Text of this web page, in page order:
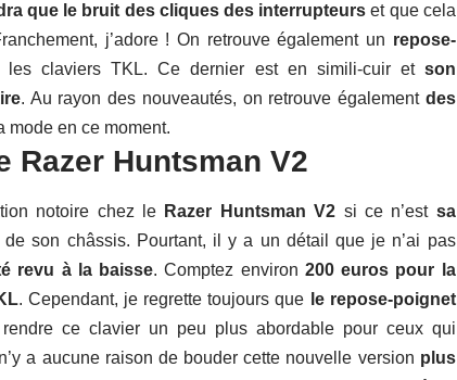
que le bruit des cliques des interrupteurs et que cela
j’adore ! On retrouve également un repose-
claviers TKL. Ce dernier est en simili-cuir et son
. Au rayon des nouveautés, on retrouve également des
mode en ce moment.
Razer Huntsman V2
notoire chez le Razer Huntsman V2 si ce n’est sa
de son châssis. Pourtant, il y a un détail que je n’ai pas
revu à la baisse. Comptez environ 200 euros pour la
. Cependant, je regrette toujours que le repose-poignet
ce clavier un peu plus abordable pour ceux qui
a aucune raison de bouder cette nouvelle version plus